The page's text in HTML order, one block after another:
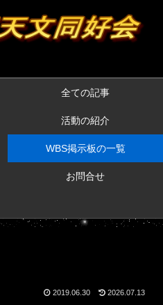
全ての記事
活動の紹介
WBS掲示板の一覧
お問合せ
2019.06.30 2026.07.13